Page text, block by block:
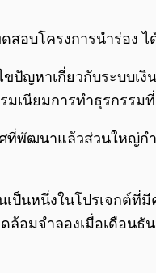
อบโครงการนำร่อง ไ
ขปัญหาเกี่ยวกับระบบ
เนียมการทำธุรกรรม
ที่พัฒนาแล้วส่วนใหญ่ก
ป็นหนึ่งในโปรเจกต์ที่
อมจำลองเมื่อเดือนธัน